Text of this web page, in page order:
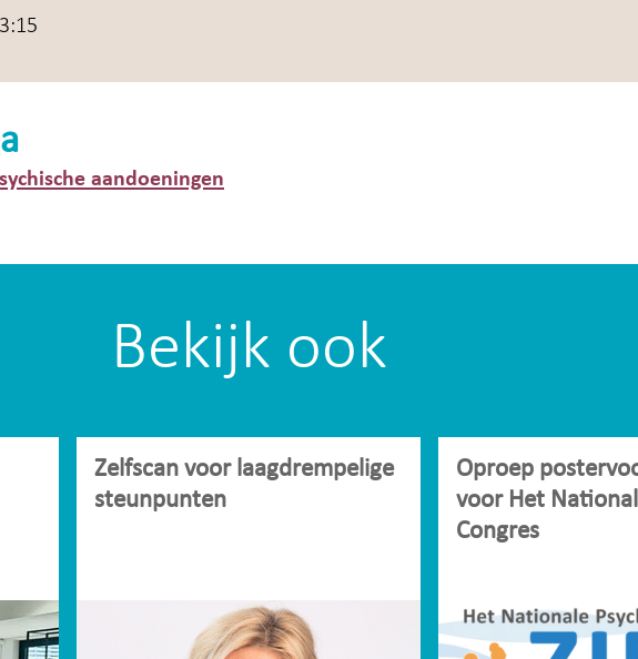
aandoeningen
Bekijk ook
Zelfscan voor laagdrempelige
steunpunten
Oproep
voor Het
Congres